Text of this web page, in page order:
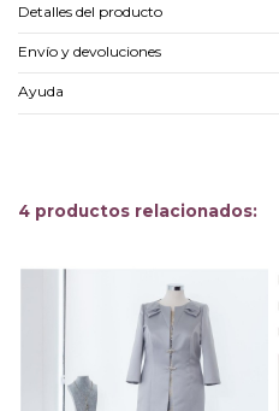
Detalles del producto
Envío y devoluciones
Ayuda
4 productos relacionados: